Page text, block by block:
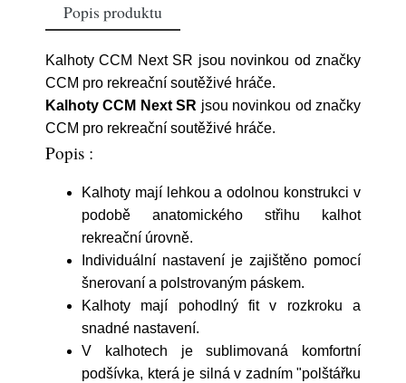
Popis produktu
Kalhoty CCM Next SR jsou novinkou od značky
CCM pro rekreační soutěživé hráče.
Kalhoty CCM Next SR jsou novinkou od značky
CCM pro rekreační soutěživé hráče.
Popis :
Kalhoty mají lehkou a odolnou konstrukci v
podobě anatomického střihu kalhot
rekreační úrovně.
Individuální nastavení je zajištěno pomocí
šnerovaní a polstrovaným páskem.
Kalhoty mají pohodlný fit v rozkroku a
snadné nastavení.
V kalhotech je sublimovaná komfortní
podšívka, která je silná v zadním "polštářku